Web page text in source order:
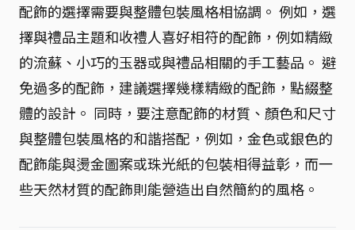
配飾的選擇需要與整體包裝風格相協調。 例如，選
擇與禮品主題和收禮人喜好相符的配飾，例如精緻
的流蘇、小巧的玉器或與禮品相關的手工藝品。 避
免過多的配飾，建議選擇幾樣精緻的配飾，點綴整
體的設計。 同時，要注意配飾的材質、顏色和尺寸
與整體包裝風格的和諧搭配，例如，金色或銀色的
配飾能與燙金圖案或珠光紙的包裝相得益彰，而一
些天然材質的配飾則能營造出自然簡約的風格。